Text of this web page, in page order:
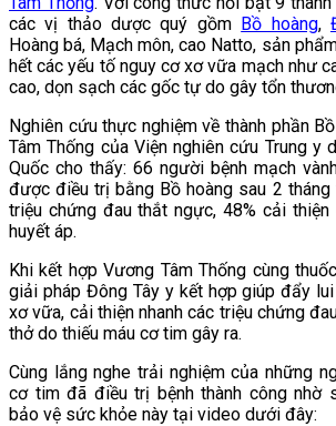
các vị thảo dược quý gồm Bồ hoàng,
Hoàng bá, Mạch môn, cao Natto, sản
hết các yếu tố nguy cơ xơ vữa mạch như
cao, dọn sạch các gốc tự do gây tổn
Nghiên cứu thực nghiệm về thành phần
Tâm Thống của Viện nghiên cứu Trung y
Quốc cho thấy: 66 người bệnh mạch
được điều trị bằng Bồ hoàng sau 2
triệu chứng đau thắt ngực, 48% cải
huyết áp.
Khi kết hợp Vương Tâm Thống cùng
giải pháp Đông Tây y kết hợp giúp đẩy
xơ vữa, cải thiện nhanh các triệu chứng
thở do thiếu máu cơ tim gây ra.
Cùng lắng nghe trải nghiệm của những
cơ tim đã điều trị bệnh thành công nhờ
bảo vệ sức khỏe này tại video dưới đây: